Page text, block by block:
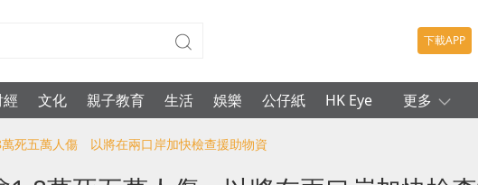
下載APP
經 文化 親子教育 生活 娛樂 公仔紙 HK Eye 更多
死五萬人傷 以將在兩口岸加快檢查援助物資